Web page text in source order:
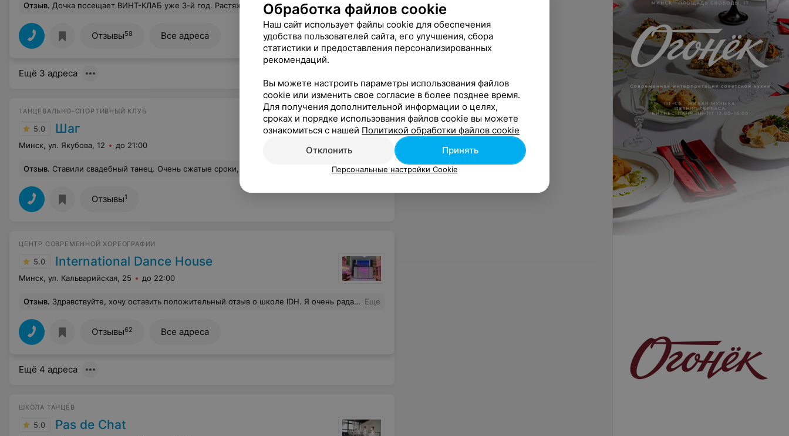
Отзыв. Дочка посещает ВИНТ-КЛАБ уже 3-й год. Растяжка, осанка все как надо. К детям отличный подход, им очень нравится заниматься, результаты отличные, есть с чем сравнивать. Еще
Отзывы58 Все адреса
Ещё 3 адреса
ТАНЦЕВАЛЬНО-СПОРТИВНЫЙ КЛУБ
5.0 Шаг
Минск, ул. Якубова, 12 до 21:00
Отзыв. Ставили свадебный танец. Очень сжатые сроки, обратились за 2 недели до свадьбы. Огромное спасибо Роману, поставил крутой танец попури, учитывая, что невеста никогда хореографией не занималась. Оттанцевали супер, все получилось, огромное спасибо, за 5 репетиций сумели сделать невозможное. Еще
Отзывы1
ЦЕНТР СОВРЕМЕННОЙ ХОРЕОГРАФИИ
5.0 International Dance House
Минск, ул. Кальварийская, 25 до 22:00
Отзыв. Здравствуйте, хочу оставить положительный отзыв о школе IDH. Я очень рада что мой ребенок занимается у Вас. Мы прошли отбор и попали в концертный состав к Мохнач Диане Викторовне! Очень ей благодарна что она нашла подход к моей дочери, т.к. у нас была огромная проблема адаптации, но теперь это все позади. Очень много всяких мероприятий , конкурсы ... концерты. В самой школе директор Лесов Евгений проводит много развлекательных вечеринок. Кто еще определяется с выбором школы для Вашего ребенка, смело выбирайте IDH!!! Рекомендую. Очень много направлений танца. Еще
Отзывы62 Все адреса
Ещё 4 адреса
ШКОЛА ТАНЦЕВ
5.0 Pas de Chat
Обработка файлов cookie
Наш сайт использует файлы cookie для обеспечения
удобства пользователей сайта, его улучшения, сбора
статистики и предоставления персонализированных
рекомендаций.
Вы можете настроить параметры использования файлов
cookie или изменить свое согласие в более позднее время.
Для получения дополнительной информации о целях,
сроках и порядке использования файлов cookie вы можете
ознакомиться с нашей Политикой обработки файлов cookie
Отклонить
Принять
Персональные настройки Cookie